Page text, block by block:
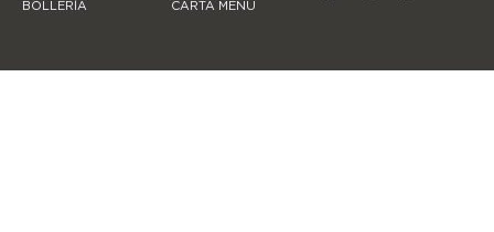
BOLLERÍA CARTA MENÚ